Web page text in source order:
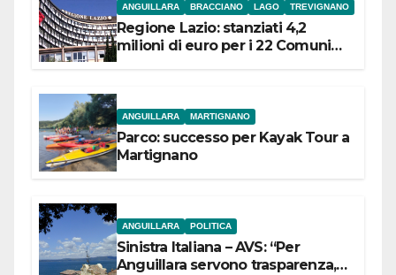
ANGUILLARA BRACCIANO LAGO TREVIGNANO
Regione Lazio: stanziati 4,2
milioni di euro per i 22 Comuni
ANGUILLARA MARTIGNANO
Parco: successo per Kayak Tour a
Martignano
ANGUILLARA POLITICA
Sinistra Italiana – AVS: “Per
Anguillara servono trasparenza,